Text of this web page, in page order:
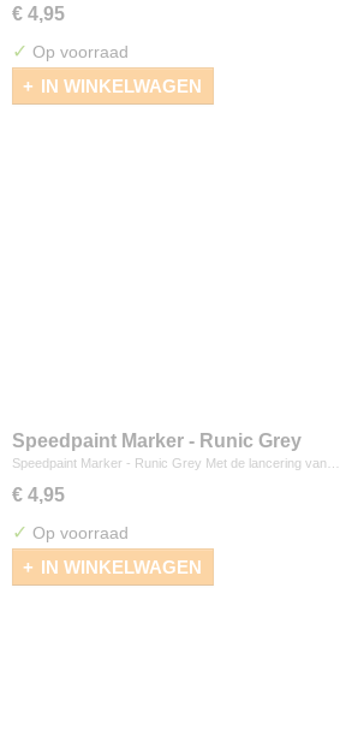
€ 4,95
✓ Op voorraad
IN WINKELWAGEN
Speedpaint Marker - Runic Grey
Speedpaint Marker - Runic Grey Met de lancering van…
€ 4,95
✓ Op voorraad
IN WINKELWAGEN